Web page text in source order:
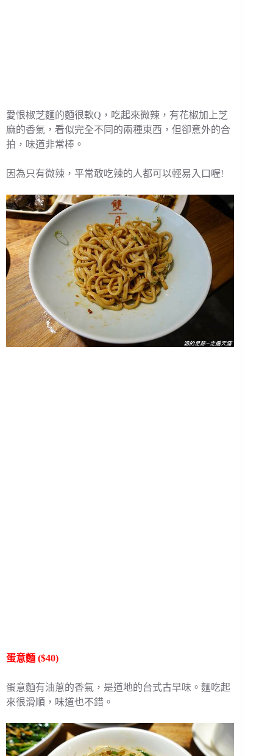
愛恨椒芝麵的麵很軟Q，吃起來微辣，有花椒加上芝
麻的香氣，看似完全不同的兩種東西，但卻意外的合
拍，味道非常棒。
因為只有微辣，平常敢吃辣的人都可以輕易入口喔!
蛋意麵 ($40)
蛋意麵有油蔥的香氣，是道地的台式古早味。麵吃起
來很滑順，味道也不錯。